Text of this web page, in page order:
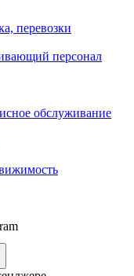
перевозки
персонал
обслуживание